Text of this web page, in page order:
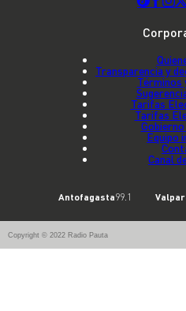
Transparencia y
Términos
Tarifas
Tarifas
Equipo
Canal
Antofagasta99.1
Copyright © 2022 Radio Pauta